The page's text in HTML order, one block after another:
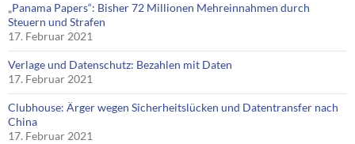
„Panama Papers“: Bisher 72 Millionen Mehreinnahmen durch
Steuern und Strafen
17. Februar 2021
Verlage und Datenschutz: Bezahlen mit Daten
17. Februar 2021
Clubhouse: Ärger wegen Sicherheitslücken und Datentransfer nach
China
17. Februar 2021